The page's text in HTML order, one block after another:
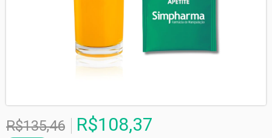
R$135,46 R$108,37